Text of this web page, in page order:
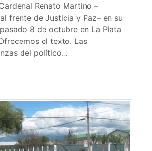
Renato Martino –
frente de Justicia y Paz– en su
8 de octubre en La Plata
el texto. Las
del político…